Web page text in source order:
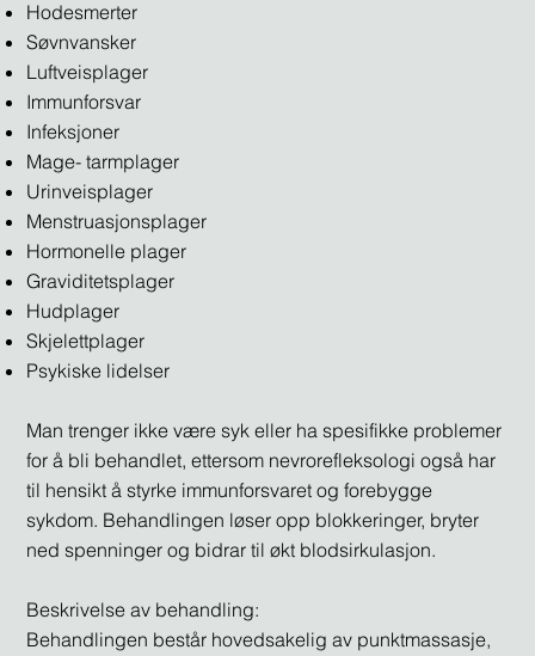
Hodesmerter
Søvnvansker
Luftveisplager
Immunforsvar
Infeksjoner
Mage- tarmplager
Urinveisplager
Menstruasjonsplager
Hormonelle plager
Graviditetsplager
Hudplager
Skjelettplager
Psykiske lidelser
Man trenger ikke være syk eller ha spesifikke problemer
for å bli behandlet, ettersom nevrorefleksologi også har
til hensikt å styrke immunforsvaret og forebygge
sykdom. Behandlingen løser opp blokkeringer, bryter
ned spenninger og bidrar til økt blodsirkulasjon.
Beskrivelse av behandling:
Behandlingen består hovedsakelig av punktmassasje,